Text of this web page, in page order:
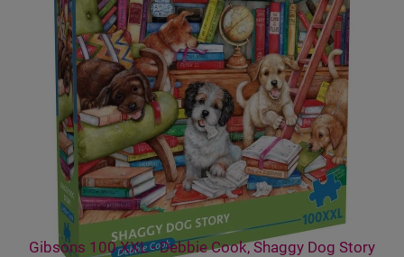
Gibsons 100 XXL - Debbie Cook, Shaggy Dog Story